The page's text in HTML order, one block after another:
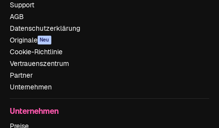
Support
AGB
Datenschutzerklärung
Originale Neu
Cookie-Richtlinie
Vertrauenszentrum
Partner
Unternehmen
Unternehmen
Preise